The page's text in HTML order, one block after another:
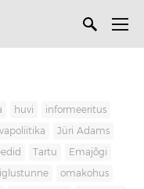
huvi informeeritus
Jüri Adams
Tartu Emajõgi
omakohus